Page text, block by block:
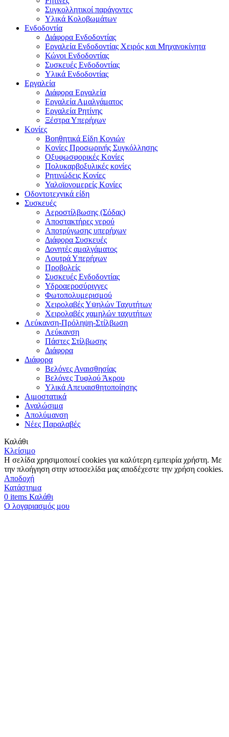
Συγκολλητικοί παράγοντες
Υλικά Κολοβωμάτων
Ενδοδοντία
Διάφορα Ενδοδοντίας
Εργαλεία Ενδοδοντίας Χειρός και Μηχανοκίνητα
Κώνοι Ενδοδοντίας
Συσκευές Ενδοδοντίας
Υλικά Ενδοδοντίας
Εργαλεία
Διάφορα Εργαλεία
Εργαλεία Αμαλγάματος
Εργαλεία Ρητίνης
Ξέστρα Υπερήχων
Κονίες
Βοηθητικά Είδη Κονιών
Κονίες Προσωρινής Συγκόλλησης
Οξυφωσφορικές Κονίες
Πολυκαρβοξυλικές κονίες
Ρητινώδεις Κονίες
Υαλοϊονομερείς Κονίες
Οδοντοτεχνικά είδη
Συσκευές
Αεροστίλβωσης (Σόδας)
Αποστακτήρες νερού
Αποτρύγωσης υπερήχων
Διάφορα Συσκευές
Δονητές αμαλγάματος
Λουτρά Υπερήχων
Προβολείς
Συσκευές Ενδοδοντίας
Υδροαεροσύριγγες
Φωτοπολυμερισμού
Χειρολαβές Υψηλών Ταχυτήτων
Χειρολαβές χαμηλών ταχυτήτων
Λεύκανση-Πρόληψη-Στίλβωση
Λεύκανση
Πάστες Στίλβωσης
Διάφορα
Διάφορα
Βελόνες Αναισθησίας
Βελόνες Τυφλού Άκρου
Υλικά Απευαισθητοποίησης
Αιμοστατικά
Αναλώσιμα
Απολύμανση
Νέες Παραλαβές
Καλάθι
Κλείσιμο
Η σελίδα χρησιμοποιεί cookies για καλύτερη εμπειρία χρήστη. Με
την πλοήγηση στην ιστοσελίδα μας αποδέχεστε την χρήση cookies.
Αποδοχή
Κατάστημα
0 items Καλάθι
Ο λογαριασμός μου